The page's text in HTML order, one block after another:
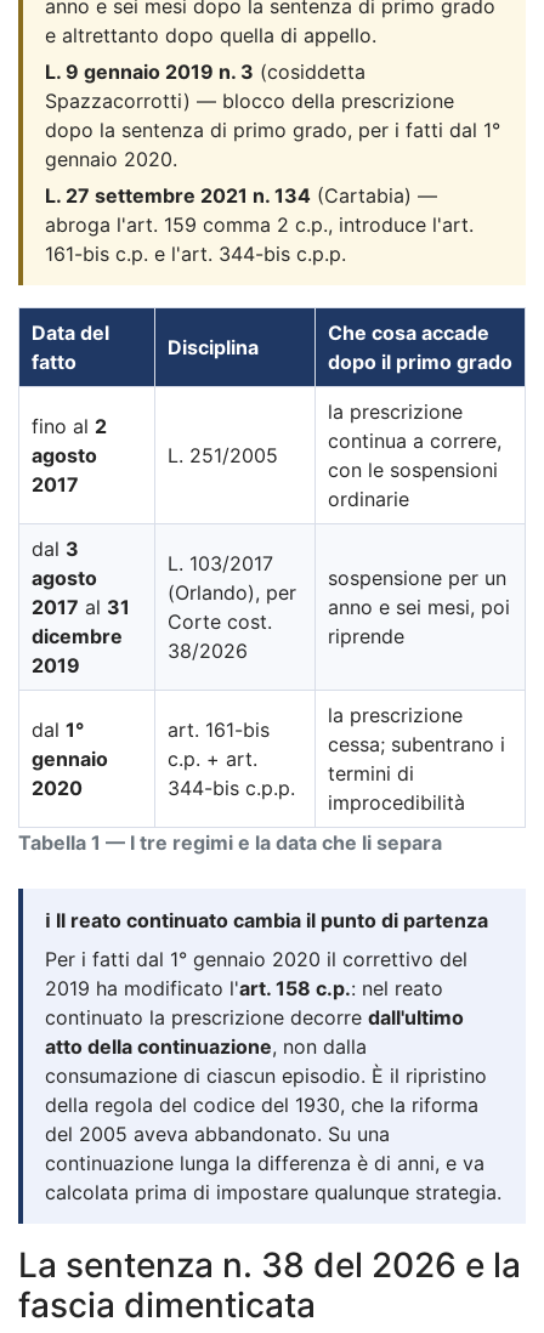
anno e sei mesi dopo la sentenza di primo grado
e altrettanto dopo quella di appello.
L. 9 gennaio 2019 n. 3 (cosiddetta
Spazzacorrotti) — blocco della prescrizione
dopo la sentenza di primo grado, per i fatti dal 1°
gennaio 2020.
L. 27 settembre 2021 n. 134 (Cartabia) —
abroga l'art. 159 comma 2 c.p., introduce l'art.
161-bis c.p. e l'art. 344-bis c.p.p.
Tabella 1 — I tre regimi e la data che li separa
Data del
fatto
Disciplina
Che cosa accade
dopo il primo grado
fino al 2
agosto
2017
L. 251/2005
la prescrizione
continua a correre,
con le sospensioni
ordinarie
dal 3
agosto
2017 al 31
dicembre
2019
L. 103/2017
(Orlando), per
Corte cost.
38/2026
sospensione per un
anno e sei mesi, poi
riprende
dal 1°
gennaio
2020
art. 161-bis
c.p. + art.
344-bis c.p.p.
la prescrizione
cessa; subentrano i
termini di
improcedibilità
ℹ️ Il reato continuato cambia il punto di partenza
Per i fatti dal 1° gennaio 2020 il correttivo del
2019 ha modificato l'art. 158 c.p.: nel reato
continuato la prescrizione decorre dall'ultimo
atto della continuazione, non dalla
consumazione di ciascun episodio. È il ripristino
della regola del codice del 1930, che la riforma
del 2005 aveva abbandonato. Su una
continuazione lunga la differenza è di anni, e va
calcolata prima di impostare qualunque strategia.
La sentenza n. 38 del 2026 e la
fascia dimenticata